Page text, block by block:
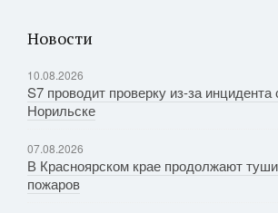
Новости
10.08.2026
S7 проводит проверку из-за
Норильске
07.08.2026
В Красноярском крае продолжают
пожаров